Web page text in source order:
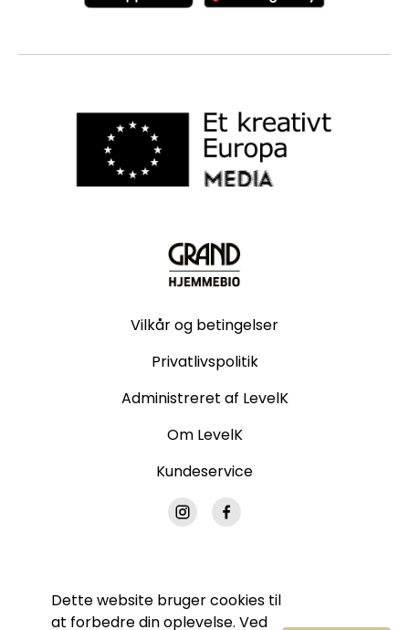
Dette website bruger cookies til
at forbedre din oplevelse. Ved
Vilkår og betingelser
Privatlivspolitik
Administreret af LevelK
Om LevelK
Kundeservice
© Grand Hjemmebio. Alle rettigheder forbeholdes.